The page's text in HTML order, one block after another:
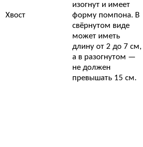
Хвост
изогнут и имеет
форму помпона. В
свёрнутом виде
может иметь
длину от 2 до 7 см,
а в разогнутом —
не должен
превышать 15 см.